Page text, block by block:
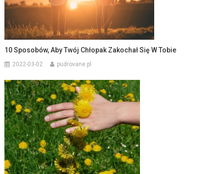
10 Sposobów, Aby Twój Chłopak Zakochał Się W Tobie
2022-03-02 pudrovane.pl